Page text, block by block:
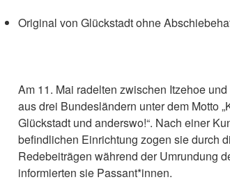
Original von Glückstadt ohne
Am 11. Mai radelten zwischen Itzehoe
aus drei Bundesländern unter dem Motto
Glückstadt und anderswo!“. Nach einer
befindlichen Einrichtung zogen sie durch
Redebeiträgen während der Umrundung
informierten sie Passant*innen.